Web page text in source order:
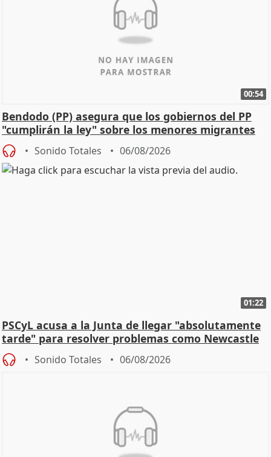
00:54
Bendodo (PP) asegura que los gobiernos del PP
"cumplirán la ley" sobre los menores migrantes
Sonido Totales 06/08/2026
01:22
PSCyL acusa a la Junta de llegar "absolutamente
tarde" para resolver problemas como Newcastle
Sonido Totales 06/08/2026